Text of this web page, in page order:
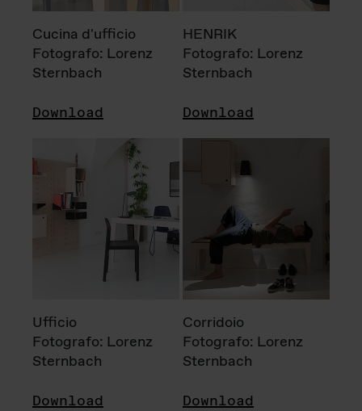
Cucina d'ufficio
Fotografo: Lorenz
Sternbach
Download
HENRIK
Fotografo: Lorenz
Sternbach
Download
Ufficio
Fotografo: Lorenz
Sternbach
Download
Corridoio
Fotografo: Lorenz
Sternbach
Download